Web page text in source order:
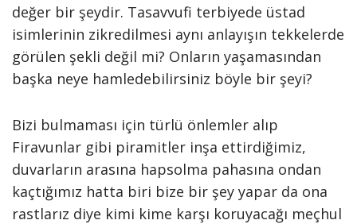
değer bir şeydir. Tasavvufi terbiyede üstad
isimlerinin zikredilmesi aynı anlayışın tekkelerde
görülen şekli değil mi? Onların yaşamasından
başka neye hamledebilirsiniz böyle bir şeyi?
Bizi bulmaması için türlü önlemler alıp
Firavunlar gibi piramitler inşa ettirdiğimiz,
duvarların arasına hapsolma pahasına ondan
kaçtığımız hatta biri bize bir şey yapar da ona
rastlarız diye kimi kime karşı koruyacağı meçhul